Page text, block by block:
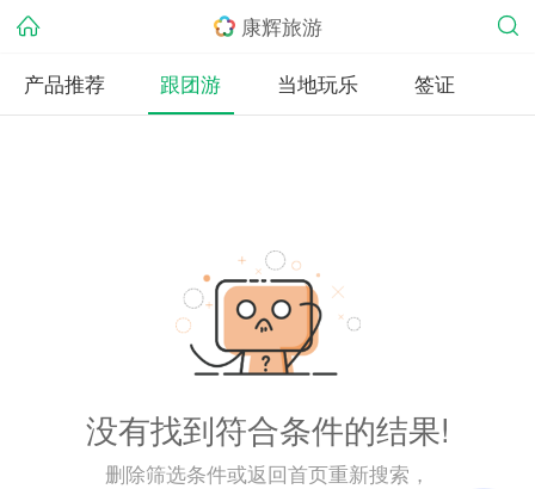
康辉旅游
产品推荐
跟团游 当地玩乐 签证
没有找到符合条件的结果!
删除筛选条件或返回首页重新搜索，